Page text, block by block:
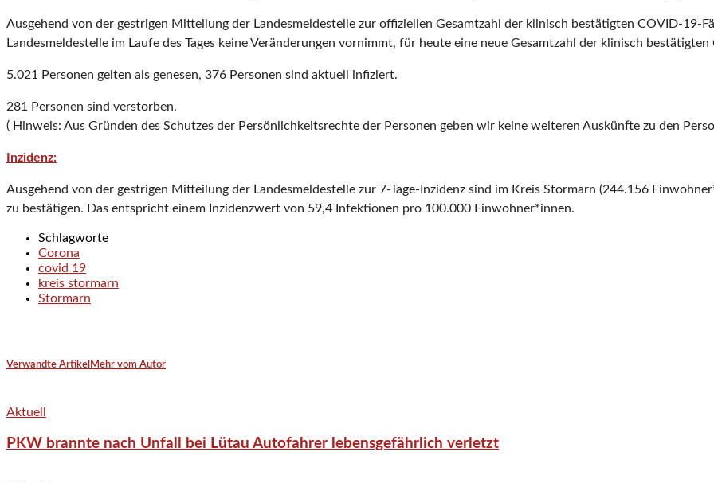
Ausgehend von der gestrigen Mitteilung der Landesmeldestelle zur offiziellen Gesamtzahl der klinisch bestätigten COVID-19-
Landesmeldestelle im Laufe des Tages keine Veränderungen vornimmt, für heute eine neue Gesamtzahl der klinisch
5.021 Personen gelten als genesen, 376 Personen sind aktuell infiziert.
281 Personen sind verstorben.
( Hinweis: Aus Gründen des Schutzes der Persönlichkeitsrechte der Personen geben wir keine weiteren Auskünfte zu den
Inzidenz:
Ausgehend von der gestrigen Mitteilung der Landesmeldestelle zur 7-Tage-Inzidenz sind im Kreis Stormarn (244.156
zu bestätigen. Das entspricht einem Inzidenzwert von 59,4 Infektionen pro 100.000 Einwohner*innen.
Schlagworte
Corona
covid 19
kreis stormarn
Stormarn
Verwandte Artikel Mehr vom Autor
Aktuell
PKW brannte nach Unfall bei Lütau Autofahrer lebensgefährlich verletzt